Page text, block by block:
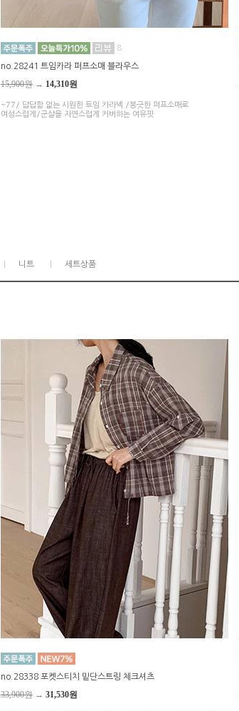
8
no.28241 트임카라 퍼프소매 블라우스
15,900원 → 14,310원
~77/ 답답함 없는 시원한 트임 카라넥 /봉긋한 퍼프소매로
여성스럽게/군살을 자연스럽게 커버하는 여유핏
니트 세트상품
no.28338 포켓스티치 밑단스트링 체크셔츠
33,900원 → 31,530원